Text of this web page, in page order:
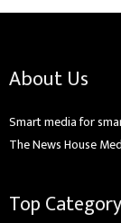
About Us
Smart media for
The News House
Top Category